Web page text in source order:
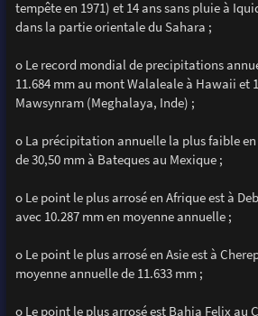
tempête en 1971) et 14 ans sans pluie à
dans la partie orientale du Sahara ;
o Le record mondial de precipitations
11.684 mm au mont Walaleale à Hawaii et
Mawsynram (Meghalaya, Inde) ;
o La précipitation annuelle la plus faible
de 30,50 mm à Bateques au Mexique ;
o Le point le plus arrosé en Afrique est à
avec 10.287 mm en moyenne annuelle ;
o Le point le plus arrosé en Asie est à
moyenne annuelle de 11.633 mm ;
o Le point le plus arrosé est Bahia Felix au